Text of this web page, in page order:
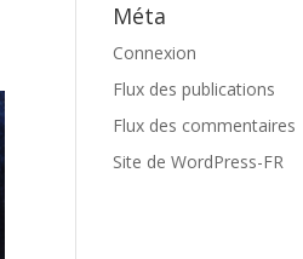
Méta
Connexion
Flux des publications
Flux des commentaires
Site de WordPress-FR